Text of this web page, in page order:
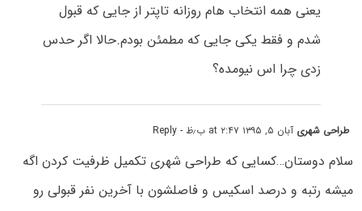
یعنی همه انتخاب هام روزانه تاپتر از جایی که قبول
شدم و فقط یکی جایی که مطمئن بودم.حالا اگر حدس
زدی چرا اس نیومده؟
طراحی شهری آبان ۵, ۱۳۹۵ at ۲:۴۷ ب٫ظ - Reply
سلام دوستان…کسایی که طراحی شهری تکمیل ظرفیت کردن اگه
میشه رتبه و درصد اسکیس و فاصلشون با آخرین نفر قبولی رو